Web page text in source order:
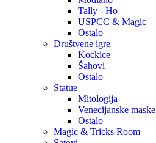
Tally - Ho
USPCC & Magic
Ostalo
Društvene igre
Kockice
Šahovi
Ostalo
Statue
Mitologija
Venecijanske maske
Ostalo
Magic & Tricks Room